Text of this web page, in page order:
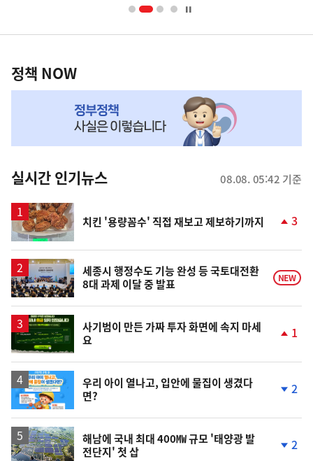
영
책
NOW,
뉴
스
정책 NOW
실시간 인기뉴스 08.08. 05:42 기준
치킨 '용량꼼수' 직접 재보고 제보하기까지
상
승
3
세종시 행정수도 기능 완성 등 국토대전환
8대 과제 이달 중 발표
NEW
사기범이 만든 가짜 투자 화면에 속지 마세
요
상
1
우리 아이 열나고, 입안에 물집이 생겼다
면?
하
2
해남에 국내 최대 400㎿ 규모 '태양광 발
전단지' 첫 삽
2